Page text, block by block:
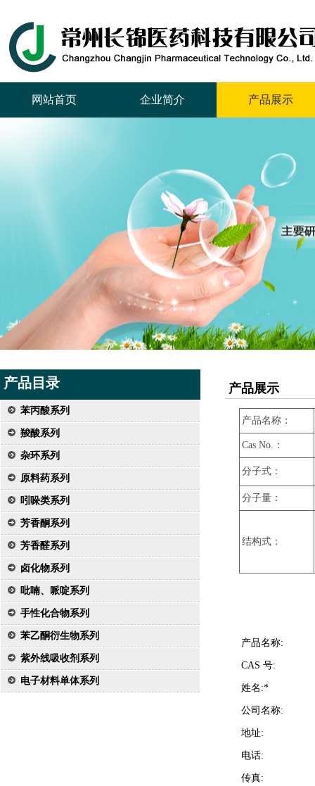
网站首页 企业简介 产品展示
产品目录
苯丙酸系列
羧酸系列
杂环系列
原料药系列
吲哚类系列
芳香酮系列
芳香醛系列
卤化物系列
吡喃、哌啶系列
手性化合物系列
苯乙酮衍生物系列
紫外线吸收剂系列
电子材料单体系列
产品展示
产品名称：
Cas No.：
分子式：
分子量：
结构式：
产品名称:
CAS 号:
姓名:*
公司名称:
地址:
电话:
传真: